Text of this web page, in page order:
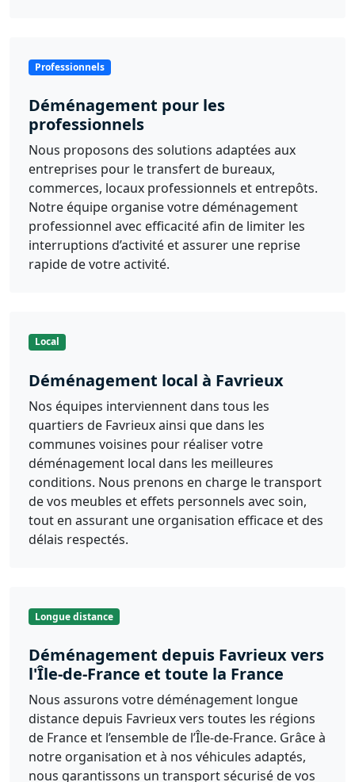
Professionnels
Déménagement pour les
professionnels
Nous proposons des solutions adaptées aux
entreprises pour le transfert de bureaux,
commerces, locaux professionnels et entrepôts.
Notre équipe organise votre déménagement
professionnel avec efficacité afin de limiter les
interruptions d’activité et assurer une reprise
rapide de votre activité.
Local
Déménagement local à Favrieux
Nos équipes interviennent dans tous les
quartiers de Favrieux ainsi que dans les
communes voisines pour réaliser votre
déménagement local dans les meilleures
conditions. Nous prenons en charge le transport
de vos meubles et effets personnels avec soin,
tout en assurant une organisation efficace et des
délais respectés.
Longue distance
Déménagement depuis Favrieux vers
l'Île-de-France et toute la France
Nous assurons votre déménagement longue
distance depuis Favrieux vers toutes les régions
de France et l’ensemble de l’Île-de-France. Grâce à
notre organisation et à nos véhicules adaptés,
nous garantissons un transport sécurisé de vos